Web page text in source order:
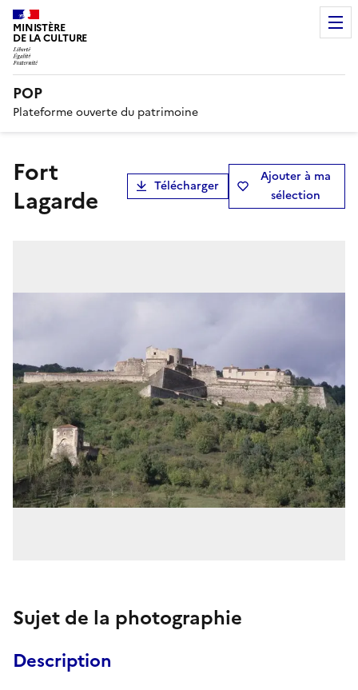
MINISTÈRE
DE LA CULTURE
POP
Plateforme ouverte du patrimoine
fort
Lagarde
Télécharger
Ajouter à ma
sélection
Sujet de la photographie
Description